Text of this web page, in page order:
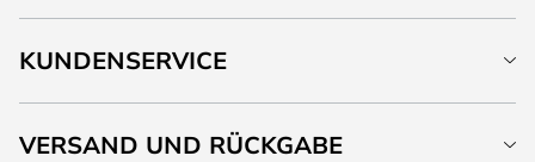
KUNDENSERVICE
VERSAND UND RÜCKGABE